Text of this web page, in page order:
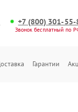
+7 (800) 301-55-
Звонок бесплатный по
Гарантии